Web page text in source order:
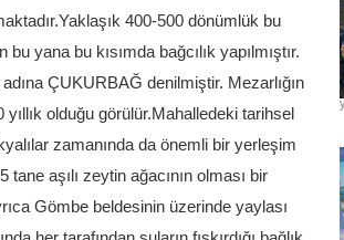
400-500 dönümlük bu
yana bu kısımda bağcılık yapılmıştır.
ÇUKURBAĞ denilmiştir. Mezarlığın
olduğu görülür.Mahalledeki tarihsel
zamanında da önemli bir yerleşim
aşılı zeytin ağacının olması bir
Gömbe beldesinin üzerinde yaylası